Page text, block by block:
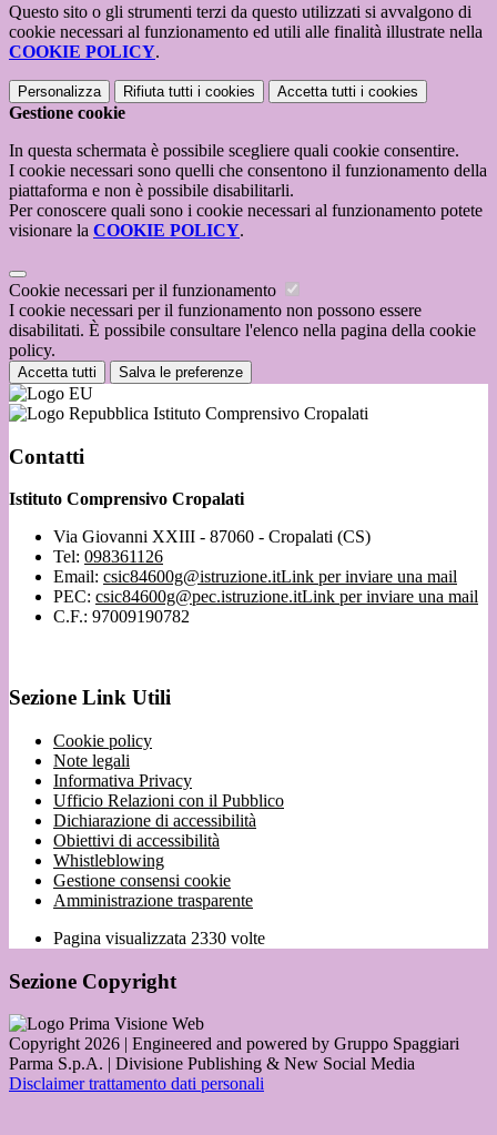
Questo sito o gli strumenti terzi da questo utilizzati si avvalgono di
cookie necessari al funzionamento ed utili alle finalità illustrate nella
COOKIE POLICY.
Personalizza Rifiuta tutti i cookies Accetta tutti i cookies
Gestione cookie
In questa schermata è possibile scegliere quali cookie consentire.
I cookie necessari sono quelli che consentono il funzionamento della
piattaforma e non è possibile disabilitarli.
Per conoscere quali sono i cookie necessari al funzionamento potete
visionare la COOKIE POLICY.
Cookie necessari per il funzionamento
I cookie necessari per il funzionamento non possono essere
disabilitati. È possibile consultare l'elenco nella pagina della cookie
policy.
Accetta tutti Salva le preferenze
Istituto Comprensivo Cropalati
Contatti
Istituto Comprensivo Cropalati
Via Giovanni XXIII - 87060 - Cropalati (CS)
Tel: 098361126
Email: csic84600g@istruzione.itLink per inviare una mail
PEC: csic84600g@pec.istruzione.itLink per inviare una mail
C.F.: 97009190782
Sezione Link Utili
Cookie policy
Note legali
Informativa Privacy
Ufficio Relazioni con il Pubblico
Dichiarazione di accessibilità
Obiettivi di accessibilità
Whistleblowing
Gestione consensi cookie
Amministrazione trasparente
Pagina visualizzata 2330 volte
Sezione Copyright
Copyright 2026 | Engineered and powered by Gruppo Spaggiari
Parma S.p.A. | Divisione Publishing & New Social Media
Disclaimer trattamento dati personali